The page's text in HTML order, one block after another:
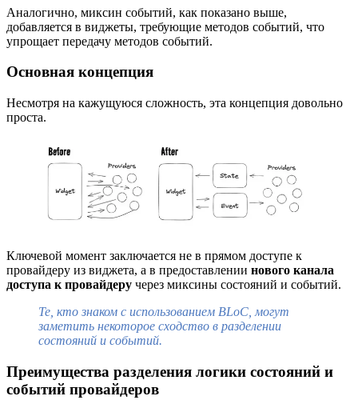
Аналогично, миксин событий, как показано выше,
добавляется в виджеты, требующие методов событий, что
упрощает передачу методов событий.
Основная концепция
Несмотря на кажущуюся сложность, эта концепция довольно
проста.
Ключевой момент заключается не в прямом доступе к
провайдеру из виджета, а в предоставлении нового канала
доступа к провайдеру через миксины состояний и событий.
Те, кто знаком с использованием BLoC, могут
заметить некоторое сходство в разделении
состояний и событий.
Преимущества разделения логики состояний и
событий провайдеров